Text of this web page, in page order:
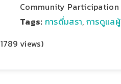
Community
Tags: การดื่มสรา, การดูแล
1789 views)